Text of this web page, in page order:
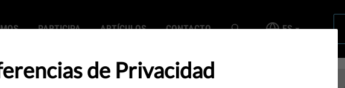
PARTICIPA ARTÍCULOS CONTACTO ES
de Privacidad